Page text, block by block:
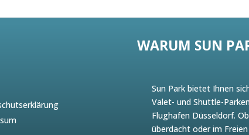
WARUM SUN
Sun Park bietet Ihnen
Valet- und Shuttle-
Flughafen Düsseldorf. Ob
überdacht oder im